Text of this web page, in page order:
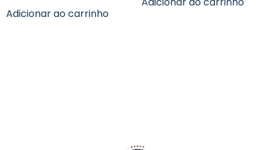
Adicionar ao carrinho